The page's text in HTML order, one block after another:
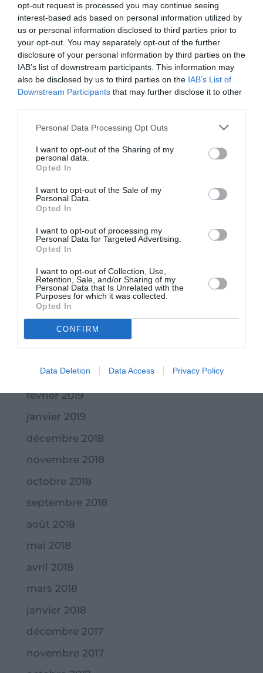
opt-out request is processed you may continue seeing
interest-based ads based on personal information utilized by
us or personal information disclosed to third parties prior to
your opt-out. You may separately opt-out of the further
disclosure of your personal information by third parties on the
IAB’s list of downstream participants. This information may
also be disclosed by us to third parties on the IAB’s List of
Downstream Participants that may further disclose it to other
Personal Data Processing Opt Outs
I want to opt-out of the Sharing of my
personal data.
Opted In
I want to opt-out of the Sale of my
Personal Data.
Opted In
I want to opt-out of processing my
Personal Data for Targeted Advertising.
Opted In
I want to opt-out of Collection, Use,
Retention, Sale, and/or Sharing of my
Personal Data that Is Unrelated with the
Purposes for which it was collected.
Opted In
CONFIRM
Data Deletion Data Access Privacy Policy
septembre 2020
juillet 2020
juin 2020
mai 2020
avril 2020
janvier 2020
novembre 2019
septembre 2019
août 2019
juillet 2019
juin 2019
mai 2019
avril 2019
mars 2019
février 2019
janvier 2019
décembre 2018
novembre 2018
octobre 2018
septembre 2018
août 2018
mai 2018
avril 2018
mars 2018
janvier 2018
décembre 2017
novembre 2017